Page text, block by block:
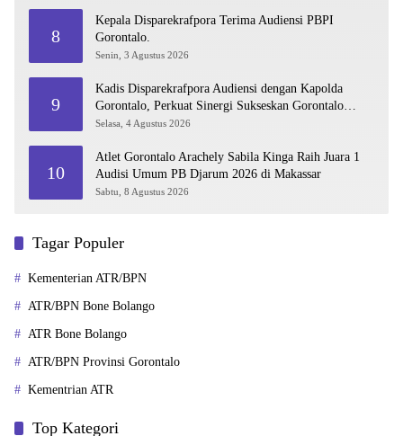
8
Kepala Disparekrafpora Terima Audiensi PBPI
Gorontalo.
Senin, 3 Agustus 2026
9
Kadis Disparekrafpora Audiensi dengan Kapolda
Gorontalo, Perkuat Sinergi Sukseskan Gorontalo
Karnaval Karawo 2026
Selasa, 4 Agustus 2026
10
Atlet Gorontalo Arachely Sabila Kinga Raih Juara 1
Audisi Umum PB Djarum 2026 di Makassar
Sabtu, 8 Agustus 2026
Tagar Populer
Kementerian ATR/BPN
ATR/BPN Bone Bolango
ATR Bone Bolango
ATR/BPN Provinsi Gorontalo
Kementrian ATR
Top Kategori